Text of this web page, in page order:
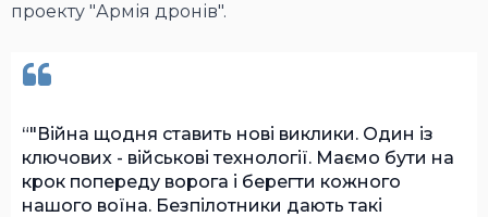
проекту "Армія дронів".
"Війна щодня ставить нові виклики. Один із
ключових - військові технології. Маємо бути на
крок попереду ворога і берегти кожного
нашого воїна. Безпілотники дають такі